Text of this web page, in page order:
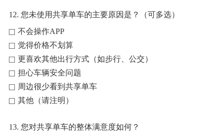
12. 您未使用共享单车的主要原因是？（可多选）
不会操作APP
觉得价格不划算
更喜欢其他出行方式（如步行、公交）
担心车辆安全问题
周边很少看到共享单车
其他（请注明）
13. 您对共享单车的整体满意度如何？